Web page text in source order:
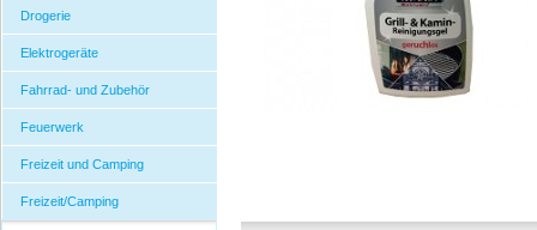
Drogerie
Elektrogeräte
Fahrrad- und Zubehör
Feuerwerk
Freizeit und Camping
Freizeit/Camping